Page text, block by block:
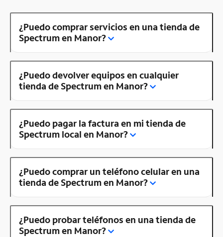
¿Puedo comprar servicios en una tienda de
Spectrum en Manor?
¿Puedo devolver equipos en cualquier
tienda de Spectrum en Manor?
¿Puedo pagar la factura en mi tienda de
Spectrum local en Manor?
¿Puedo comprar un teléfono celular en una
tienda de Spectrum en Manor?
¿Puedo probar teléfonos en una tienda de
Spectrum en Manor?